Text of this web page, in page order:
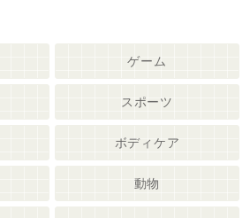
ゲーム
スポーツ
ボディケア
動物